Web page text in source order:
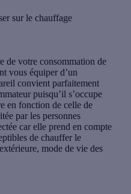
sur le chauffage
de votre consommation de
vous équiper d’un
convient parfaitement
puisqu’il s’occupe
en fonction de celle de
par les personnes
car elle prend en compte
de chauffer le
mode de vie des